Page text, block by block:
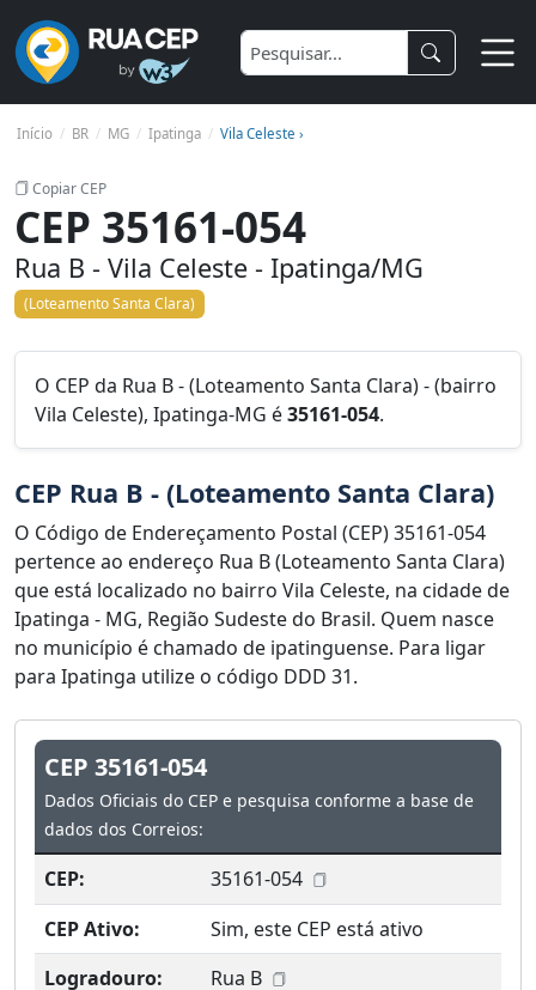
Início BR MG Ipatinga Vila Celeste ›
Copiar CEP
CEP 35161-054
Rua B - Vila Celeste - Ipatinga/MG
(Loteamento Santa Clara)
O CEP da Rua B - (Loteamento Santa Clara) - (bairro
Vila Celeste), Ipatinga-MG é35161-054.
CEP Rua B - (Loteamento Santa Clara)
O Código de Endereçamento Postal (CEP) 35161-054
pertence ao endereço Rua B (Loteamento Santa Clara)
que está localizado no bairro Vila Celeste, na cidade de
Ipatinga - MG, Região Sudeste do Brasil. Quem nasce
no município é chamado de ipatinguense. Para ligar
para Ipatinga utilize o código DDD 31.
CEP 35161-054
Dados Oficiais do CEP e pesquisa conforme a base de
dados dos Correios:
CEP:
35161-054
CEP Ativo:
Sim, este CEP está ativo
Logradouro:
Rua B